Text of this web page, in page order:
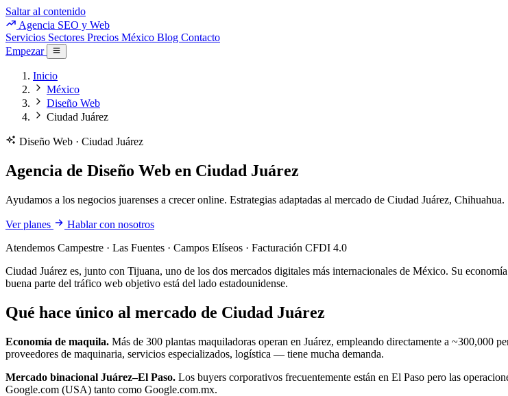
Saltar al contenido
Agencia SEO y Web
Servicios Sectores Precios México Blog Contacto
Empezar
Inicio
México
Diseño Web
Ciudad Juárez
Diseño Web · Ciudad Juárez
Agencia de Diseño Web en Ciudad Juárez
Ayudamos a los negocios juarenses a crecer online. Estrategias adaptadas al mercado de Ciudad Juárez, Chihuahua.
Ver planes
Hablar con nosotros
Atendemos Campestre · Las Fuentes · Campos Elíseos · Facturación CFDI 4.0
Ciudad Juárez es, junto con Tijuana, uno de los dos mercados digitales más internacionales de México. Su
buena parte del tráfico web objetivo está del lado estadounidense.
Qué hace único al mercado de Ciudad Juárez
Economía de maquila. Más de 300 plantas maquiladoras operan en Juárez, empleando directamente a
proveedores de maquinaria, servicios especializados, logística — tiene mucha demanda.
Mercado binacional Juárez–El Paso. Los buyers corporativos frecuentemente están en El Paso pero las
Google.com (USA) tanto como Google.com.mx.